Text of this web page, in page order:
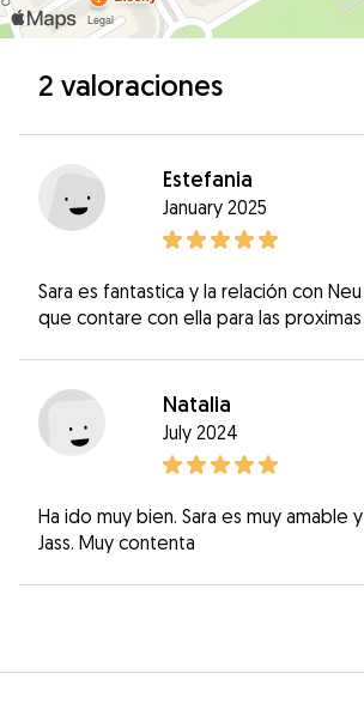
2 valoraciones
Estefania
January 2025
Sara es fantastica y la relación con
que contare con ella para las
Natalia
July 2024
Ha ido muy bien. Sara es muy amable
Jass. Muy contenta